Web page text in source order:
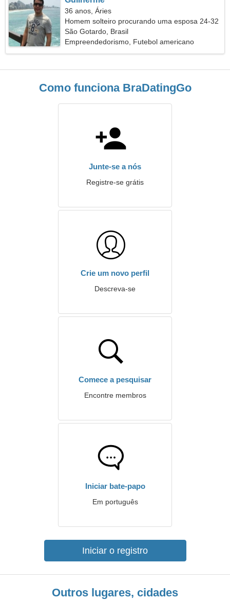
36 anos, Áries
Homem solteiro procurando uma esposa 24-32
São Gotardo, Brasil
Empreendedorismo, Futebol americano
Como funciona BraDatingGo
Junte-se a nós
Registre-se grátis
Crie um novo perfil
Descreva-se
Comece a pesquisar
Encontre membros
Iniciar bate-papo
Em português
Iniciar o registro
Outros lugares, cidades